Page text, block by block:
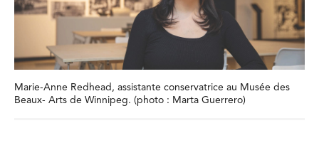
Marie-Anne Redhead, assistante conservatrice au Musée des
Beaux- Arts de Winnipeg. (photo : Marta Guerrero)